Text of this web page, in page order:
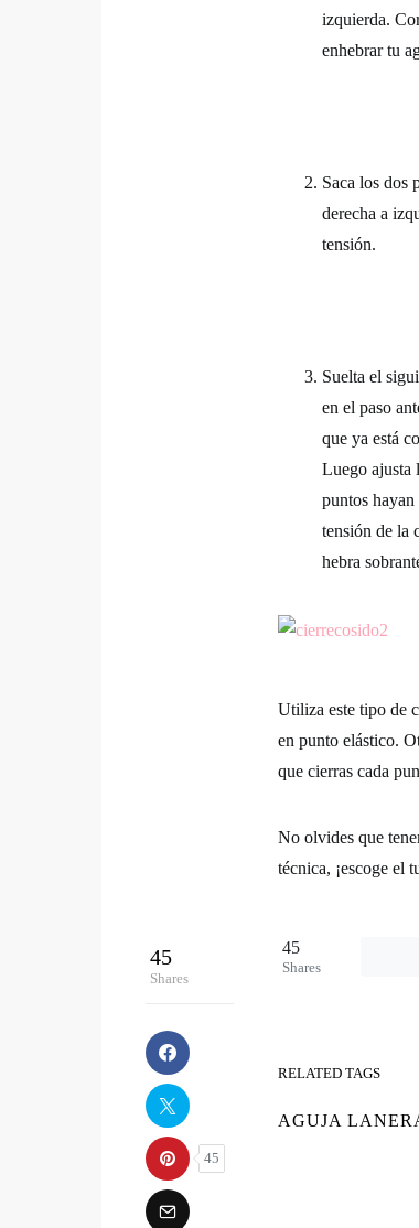
45
Shares
45
izquierda.
enhebrar tu
Saca los dos
derecha a
tensión.
Suelta el
en el paso
que ya está
Luego ajusta
puntos
tensión de la
hebra
Utiliza este tipo de
en punto elástico.
que cierras cada
No olvides que
técnica, ¡escoge el
45
Shares
RELATED TAGS
AGUJA